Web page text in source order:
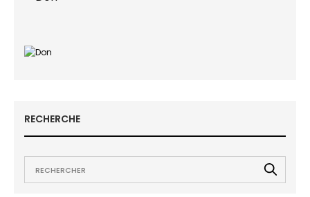
RECHERCHE